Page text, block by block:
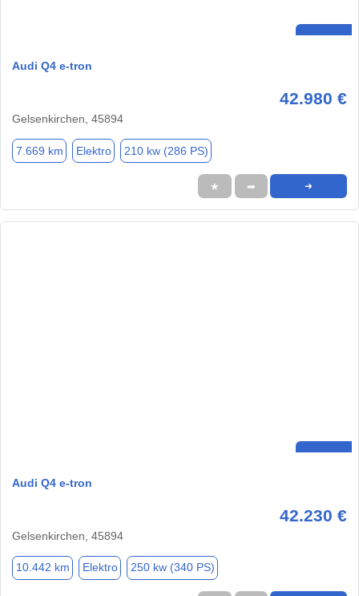
Audi Q4 e-tron
42.980 €
Gelsenkirchen, 45894
7.669 km Elektro 210 kw (286 PS)
★ ➦ ➜
Audi Q4 e-tron
42.230 €
Gelsenkirchen, 45894
10.442 km Elektro 250 kw (340 PS)